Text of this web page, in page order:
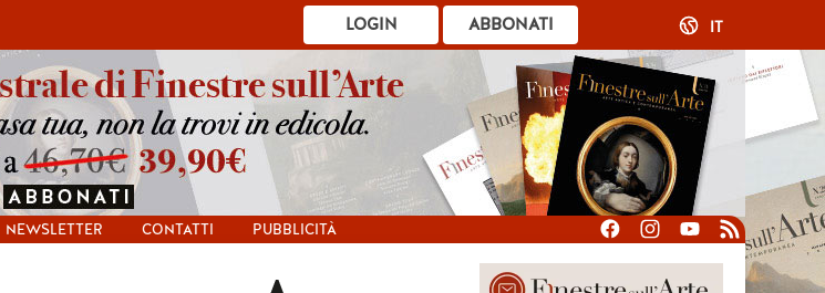
ABBONATI
LOGIN IT
NEWSLETTER CONTATTI PUBBLICITÀ